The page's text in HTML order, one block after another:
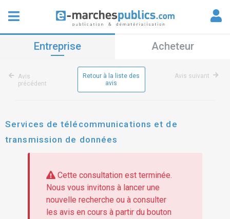
Entreprise Acheteur
Avis
précédent
Retour à la liste des
avis
Avis suivant
Services de télécommunications et de
transmission de données
Cette consultation est terminée.
Nous vous invitons à lancer une
nouvelle recherche ou à consulter
les avis en cours à partir du bouton